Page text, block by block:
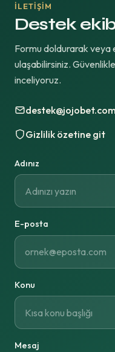
İLETIŞIM
Destek
Formu doldurarak
ulaşabilirsiniz.
inceliyoruz.
destek@jojobet.com
Gizlilik özetine git
Adınız
E-posta
Konu
Mesaj